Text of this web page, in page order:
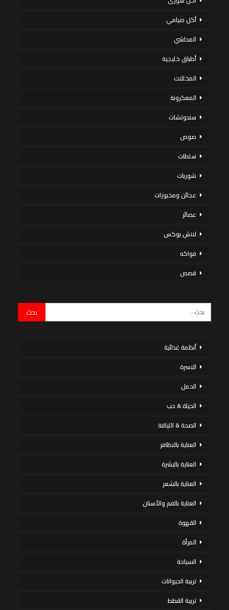
أكل صيامي
المحاشي
أطباق خليجية
المخللات
المعكرونة
سندوتشات
صوص
سلطات
شوربات
عجائن ومخبوزات
عصائر
لانش بوكس
فواكه
قصص
أنظمة غذائية
الاسرة
الحمل
الحياة & حب
الصحة & اللياقة
العناية بالاظافر
العناية بالبشرة
العناية بالشعر
العناية بالفم والأسنان
القهوة
المرأة
السياحة
تربية الحيوانات
تربية القطط